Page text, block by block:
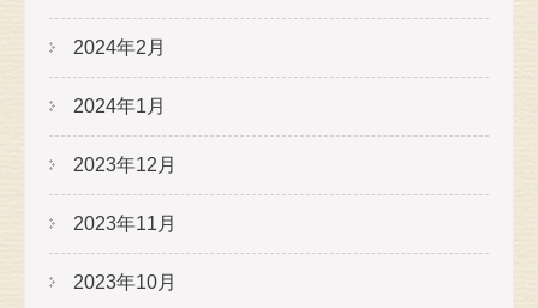
2024年2月
2024年1月
2023年12月
2023年11月
2023年10月